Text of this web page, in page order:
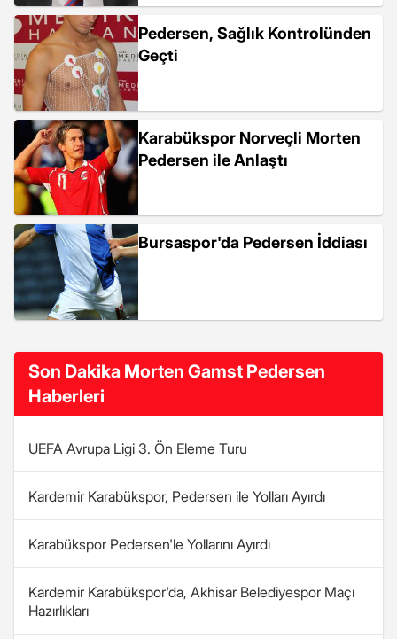
Pedersen, Sağlık Kontrolünden
Geçti
Karabükspor Norveçli Morten
Pedersen ile Anlaştı
Bursaspor'da Pedersen İddiası
Son Dakika Morten Gamst Pedersen
Haberleri
UEFA Avrupa Ligi 3. Ön Eleme Turu
Kardemir Karabükspor, Pedersen ile Yolları Ayırdı
Karabükspor Pedersen'le Yollarını Ayırdı
Kardemir Karabükspor'da, Akhisar Belediyespor Maçı
Hazırlıkları